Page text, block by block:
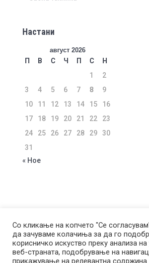
Настани
август 2026
П В С Ч П С
Н
1
2
3
4 5 6 7 8
9
10
11 12 13 14 15
16
17
18 19 20 21 22
23
24
25 26 27 28 29
30
31
« Ное
УСЛОВИ ЗА
ПОЛИТИКА ЗА ПРИВАТНОСТ
ПОЛИТИКА ЗА КОЛАЧИЊА
ПОЛИТИКА ЗА КОРИСТЕЊЕ НА ЛП ЗА
Со кликање на копчето "Се
да зачуваме колачиња за да го
корисничко искуство преку анализа
веб-страната, подобрување на
прикажување на релевантна